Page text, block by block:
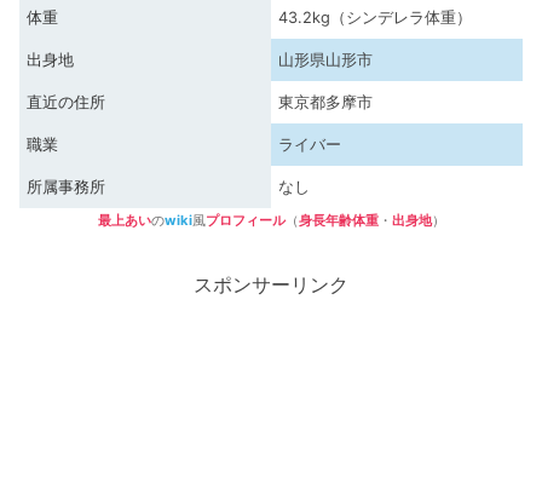
体重 43.2kg（シンデレラ体重）
出身地 山形県山形市
直近の住所 東京都多摩市
職業 ライバー
所属事務所 なし
最上あいのwiki風プロフィール（身長年齢体重・ 出身地）
スポンサーリンク